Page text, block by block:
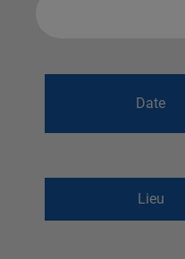
Date
Lieu